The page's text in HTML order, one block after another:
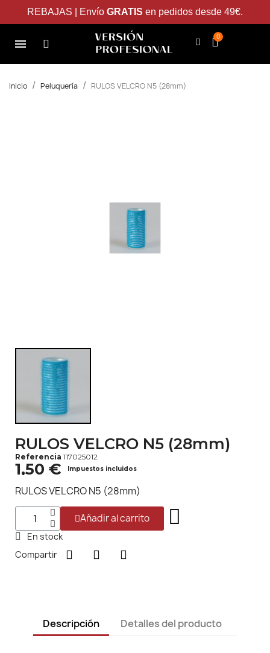
REBAJAS | Envío GRATIS en pedidos desde 49€.
Inicio Peluquería RULOS VELCRO N5 (28mm)
RULOS VELCRO N5 (28mm)
Referencia 117025012
1,50 € Impuestos incluidos
RULOS VELCRO N5 (28mm)
Añadir al carrito
En stock
Compartir
Descripción Detalles del producto